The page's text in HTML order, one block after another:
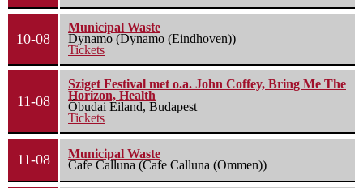
10-08
Municipal Waste
Dynamo (Dynamo (Eindhoven))
Tickets
11-08
Sziget Festival met o.a. John Coffey, Bring Me The
Horizon, Health
Óbudai Eiland, Budapest
Tickets
11-08
Municipal Waste
Cafe Calluna (Cafe Calluna (Ommen))